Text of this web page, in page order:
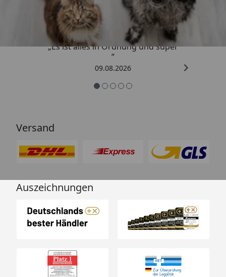
4,73/ 5
„Es ist alles in Ordnung und super
“
09.08.2026
Versand
Auszeichnungen